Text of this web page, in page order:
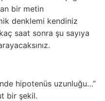
bir metin
denklemi kendiniz
saat sonra şu sayıya
hipotenüs uzunluğu…”
bir şekil.